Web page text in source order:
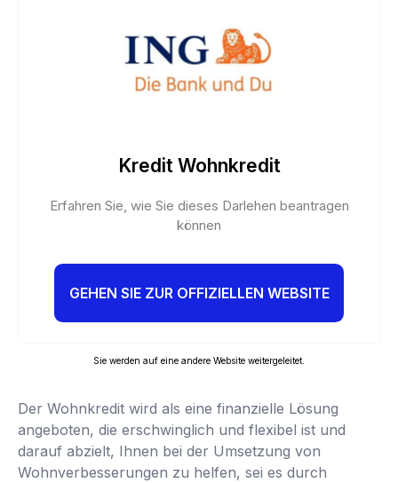
Kredit Wohnkredit
Erfahren Sie, wie Sie dieses Darlehen beantragen
können
GEHEN SIE ZUR OFFIZIELLEN WEBSITE
Sie werden auf eine andere Website weitergeleitet.
Der Wohnkredit wird als eine finanzielle Lösung
angeboten, die erschwinglich und flexibel ist und
darauf abzielt, Ihnen bei der Umsetzung von
Wohnverbesserungen zu helfen, sei es durch